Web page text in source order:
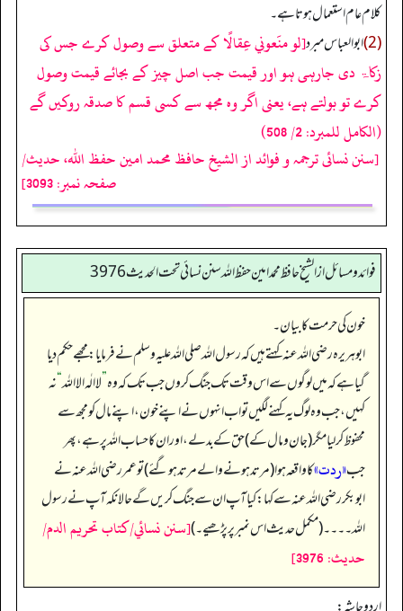
کلام عام استعمال ہوتاہے۔
(2) ابو العباس مبرد[لو منَعوني عِقالًا کے متعلق سے وصول کرے جس کی
زکاۃ دی جارہی ہو اور قیمت جب اصل چیز کے بجائے قیمت وصول
کرے تو بولتے ہے، یعنی اگر وہ مجھ سے کسی قسم کا صدقہ روکیں گے
(الكامل للمبرد: 2/ 508)
[سنن نسائی ترجمہ و فوائد از الشیخ حافظ محمد امین حفظ اللہ، حدیث/
صفحہ نمبر: 3093]
فوائد ومسائل از الشيخ حافظ محمد امين حفظ الله سنن نسائي تحت الحديث3976
خون کی حرمت کا بیان۔
ابوہریرہ رضی اللہ عنہ کہتے ہیں کہ رسول اللہ صلی اللہ علیہ وسلم نے فرمایا: مجھے حکم دیا
گیا ہے کہ میں لوگوں سے اس وقت تک جنگ کروں جب تک کہ وہ”لا الٰہ الا اللہ“نہ
کہیں، جب وہ لوگ یہ کہنے لگیں تو اب انہوں نے اپنے خون، اپنے مال کو مجھ سے
محفوظ کر لیا مگر (جان و مال کے) حق کے بدلے، اور ان کا حساب اللہ پر ہے، پھر
جب«ردت»کا واقعہ ہوا (مرتد ہونے والے مرتد ہو گئے) تو عمر رضی اللہ عنہ نے
ابوبکر رضی اللہ عنہ سے کہا: کیا آپ ان سے جنگ کریں گے حالانکہ آپ نے رسول
اللہ۔۔۔۔ (مکمل حدیث اس نمبر پر پڑھیے۔)[سنن نسائي/كتاب تحريم الدم/
حدیث: 3976]